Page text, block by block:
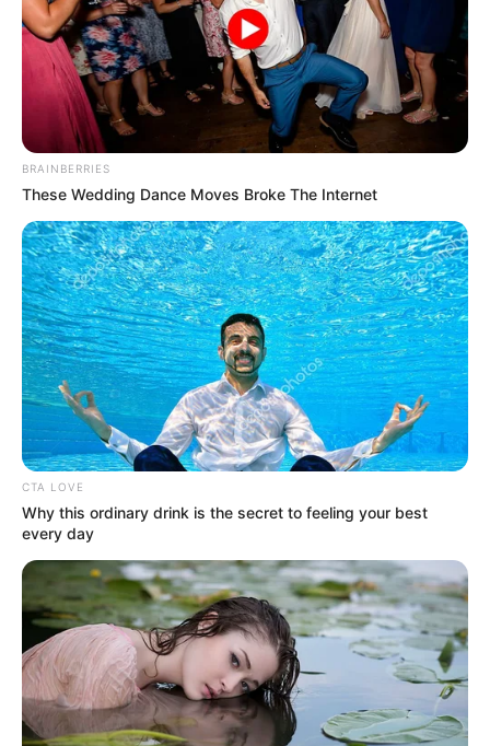
BRAINBERRIES
These Wedding Dance Moves Broke The Internet
CTA LOVE
Why this ordinary drink is the secret to feeling your best
every day